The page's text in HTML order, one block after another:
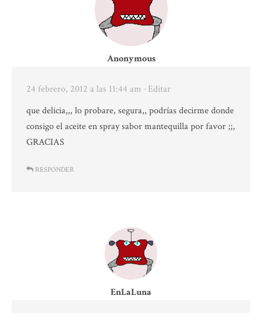
Anonymous
24 febrero, 2012 a las 11:44 am · Editar
que delicia,,, lo probare, segura,, podrías decirme donde
consigo el aceite en spray sabor mantequilla por favor ;;,
GRACIAS
RESPONDER
EnLaLuna